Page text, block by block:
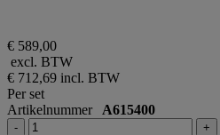
€ 589,00
excl. BTW
€ 712,69 incl. BTW
Per set
Artikelnummer A615400
- +